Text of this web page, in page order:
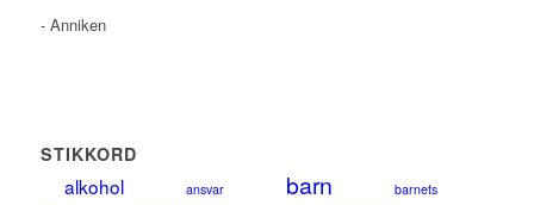
- Anniken
STIKKORD
alkohol ansvar barn
barnets